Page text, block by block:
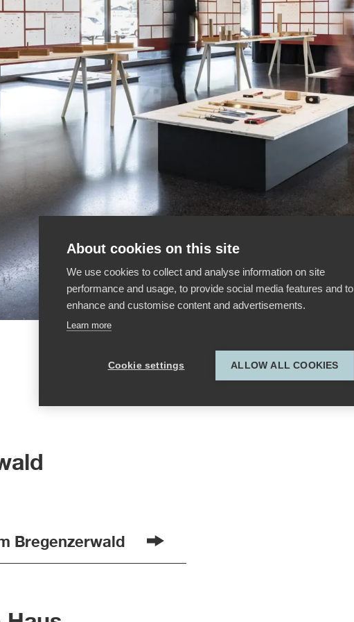
Fotografie: Michael Felder-Fontain
Bregenzerwald
About cookies on this site
We use cookies to collect and analyse information on site
performance and usage, to provide social media features and to
enhance and customise content and advertisements.
Learn more
Cookie settings ALLOW ALL COOKIES